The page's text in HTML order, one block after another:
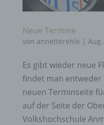
Neue Termine
von annetterehle |
Es gibt wieder neue
findet man entweder
neuen Terminseite
auf der Seite der
Volkshochschule